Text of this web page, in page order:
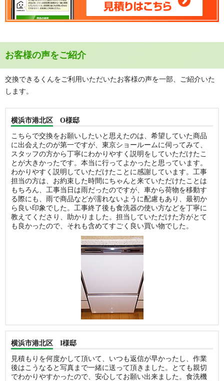
お客様の声をご紹介
交換できるくんをご利用いただいたお客様の声を一部、ご紹介いた
します。
横浜市港北区 O様邸
こちらで交換をお願いしたいと思えたのは、希望していた商品
に出会えたのが第一ですが、東京ショールームに伺ってみて、
スタッフの方から丁寧にわかりやすく説明をしていただけたこ
とが大きかったです。本当に行ってよかったと思っています。
わかりやすく説明していただけたことに感謝しています。工事
担当の方は、お約束した時間にちゃんと来ていただけたことは
もちろん、工事当日は雨だったのですが、車から荷物を移動す
る際にも、雨で商品などが濡れないように配慮もあり、最初か
ら良い印象でした。工事終了後も食洗器の使い方などを丁寧に
教えてくださり、助かりました。担当していただけた方がとて
も良かったので、それも含めてすごく良い買い物でした。
横浜市港北区 I様邸
見積もりを何度かして頂いて、いつも返信が早かったし、作業
後はこうなると写真まで一緒に送って頂きました。とても親切
でわかりやすかったので、安心してお願い出来ました。食洗機